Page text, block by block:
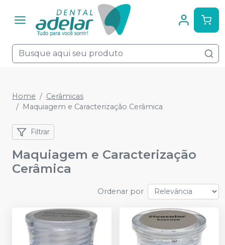
Home
Cerâmicas
Maquiagem e Caracterização Cerâmica
Filtrar
Maquiagem e Caracterização
Cerâmica
Ordenar por